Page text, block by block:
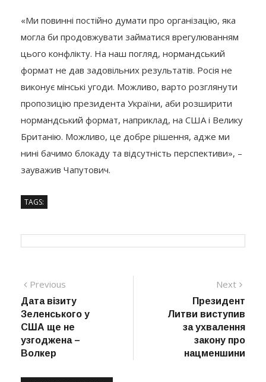
«Ми повинні постійно думати про організацію, яка
могла би продовжувати займатися врегулюванням
цього конфлікту. На наш погляд, нормандський
формат не дав задовільних результатів. Росія не
виконує мінські угоди. Можливо, варто розглянути
пропозицію президента України, аби розширити
нормандський формат, наприклад, на США і Велику
Британію. Можливо, це добре рішення, адже ми
нині бачимо блокаду та відсутність перспективи», –
зауважив Чапутович.
TAGS:
Навігація
записів
Previous
post:
Дата візиту
Зеленського у
США ще не
узгоджена –
Волкер
Next
Президент
Литви виступив
за ухвалення
закону про
нацменшини